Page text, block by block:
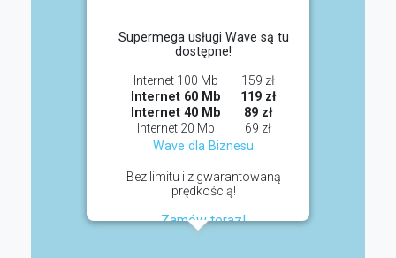
Supermega usługi Wave są tu
dostępne!
Internet 100 Mb
159 zł
Internet 60 Mb
119 zł
Internet 40 Mb
89 zł
Internet 20 Mb
69 zł
Wave dla Biznesu
Bez limitu i z gwarantowaną
prędkością!
Zamów teraz!